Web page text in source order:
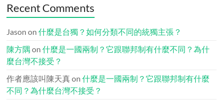
Recent Comments
Jason on什麼是台獨？如何分類不同的統獨主張？
陳方隅 on什麼是一國兩制？它跟聯邦制有什麼不同？為什
麼台灣不接受？
作者應該叫陳天真 on什麼是一國兩制？它跟聯邦制有什麼
不同？為什麼台灣不接受？